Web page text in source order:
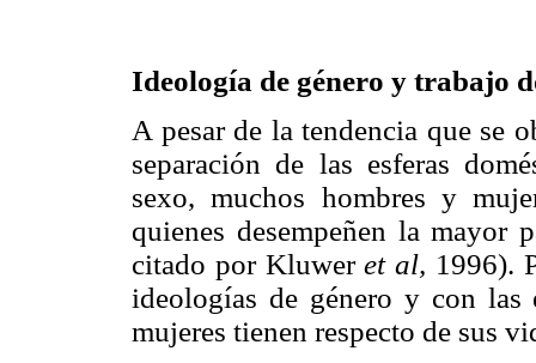
Ideología de género y trabajo
A pesar de la tendencia que se
separación de las esferas
sexo, muchos hombres y
quienes desempeñen la mayor
citado por Kluweret al, 1996).
ideologías de género y con
mujeres tienen respecto de sus